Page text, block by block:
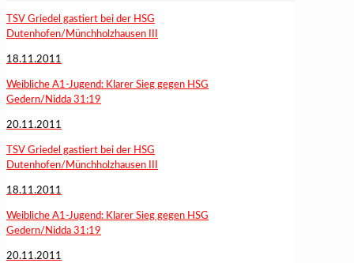
TSV Griedel gastiert bei der HSG
Dutenhofen/Münchholzhausen III
18.11.2011
Weibliche A1-Jugend: Klarer Sieg gegen HSG
Gedern/Nidda 31:19
20.11.2011
TSV Griedel gastiert bei der HSG
Dutenhofen/Münchholzhausen III
18.11.2011
Weibliche A1-Jugend: Klarer Sieg gegen HSG
Gedern/Nidda 31:19
20.11.2011